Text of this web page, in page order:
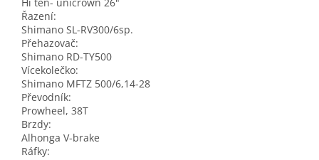
Hi ten- unicrown 26"
Řazení:
Shimano SL-RV300/6sp.
Přehazovač:
Shimano RD-TY500
Vícekolečko:
Shimano MFTZ 500/6,14-28
Převodník:
Prowheel, 38T
Brzdy:
Alhonga V-brake
Ráfky: